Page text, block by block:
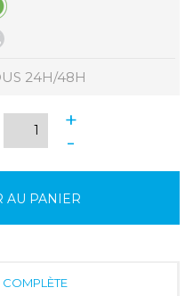
24H/48H
+
-
AU PANIER